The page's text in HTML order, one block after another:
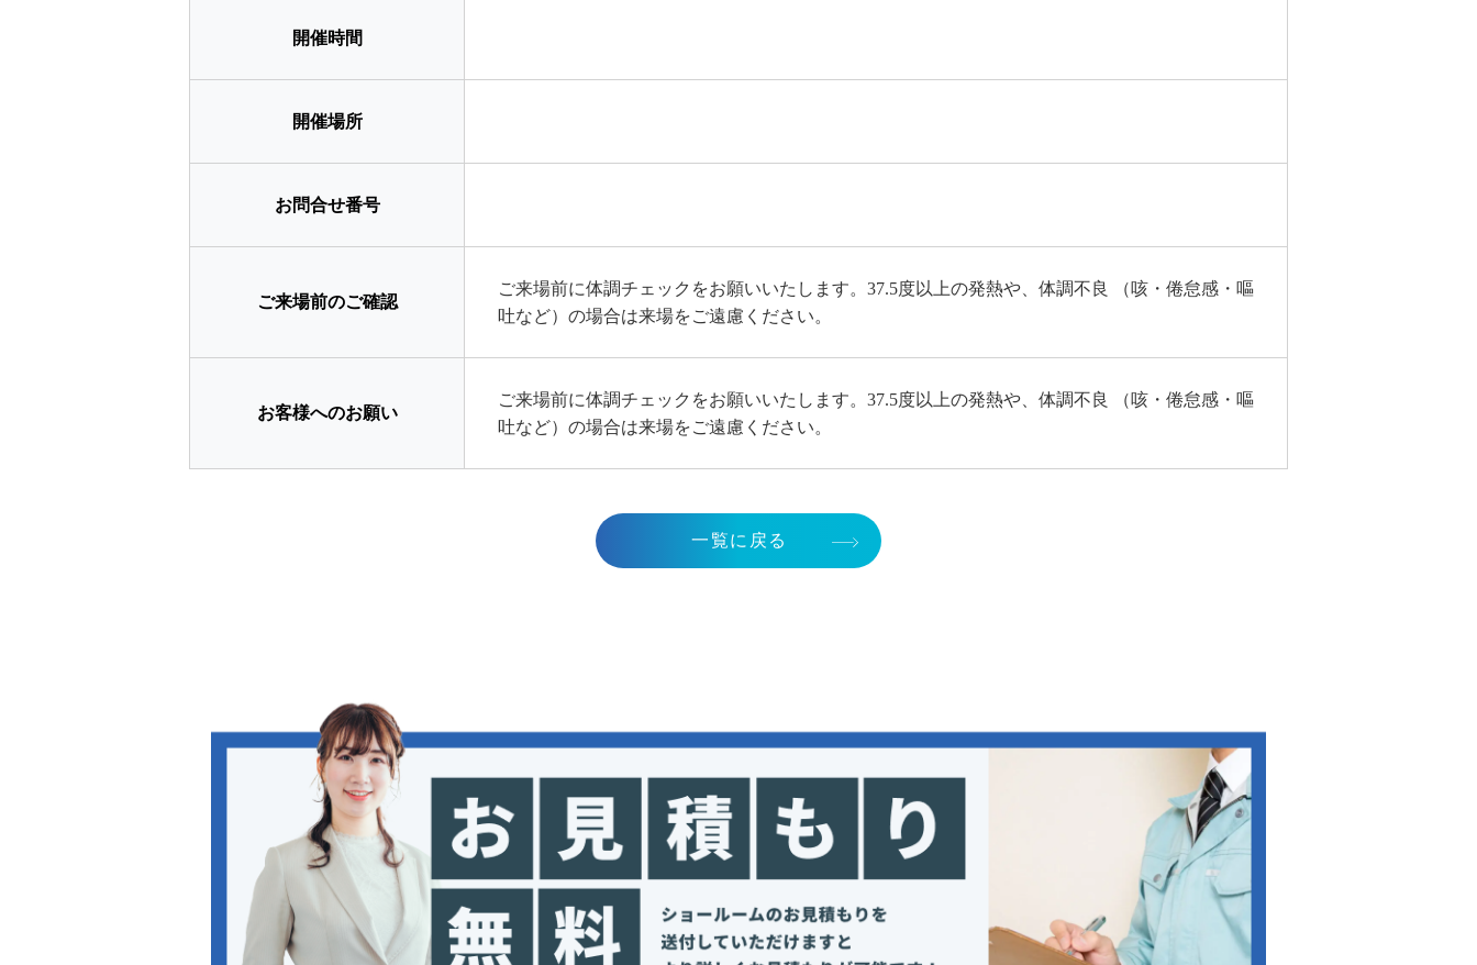
開催時間
開催場所
お問合せ番号
ご来場前のご確認
ご来場前に体調チェックをお願いいたします。37.5度以上の発熱や、体調不良 （咳・倦怠感・嘔
吐など）の場合は来場をご遠慮ください。
お客様へのお願い
ご来場前に体調チェックをお願いいたします。37.5度以上の発熱や、体調不良 （咳・倦怠感・嘔
吐など）の場合は来場をご遠慮ください。
一覧に戻る